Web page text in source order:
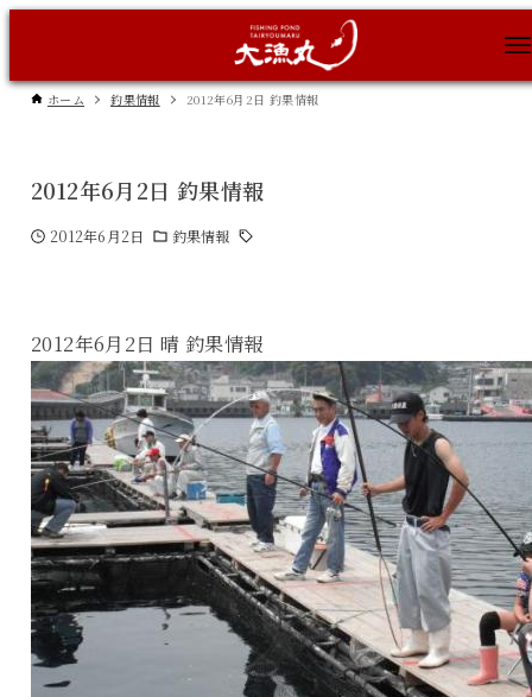
ホーム 釣果情報 2012年6月2日 釣果情報
2012年6月2日 釣果情報
2012年6月2日 釣果情報
2012年6月2日 晴 釣果情報